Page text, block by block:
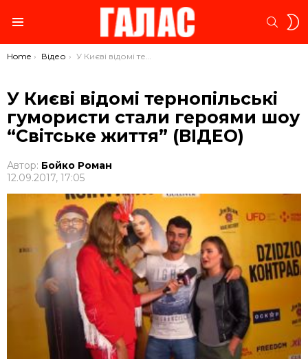
You are here:
Home Відео У Києві відомі тернопільські гумористи стали героями шоу “Світське життя” (ВІДЕО)
У Києві відомі тернопільські
гумористи стали героями шоу
“Світське життя” (ВІДЕО)
Автор: Бойко Роман
12.09.2017, 17:05